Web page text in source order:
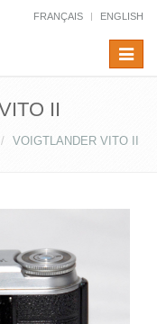
FRANÇAIS ENGLISH
Toggle
II
VOIGTLANDER VITO II